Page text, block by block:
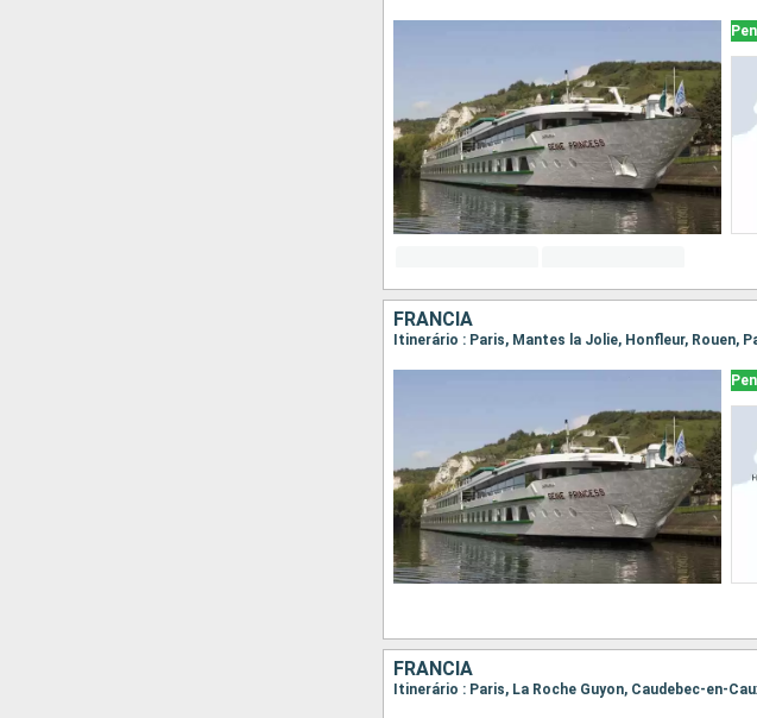
FRANCIA
Itinerário : Paris, Mantes la Jolie, Honfleur, Rouen,
FRANCIA
Itinerário : Paris, La Roche Guyon, Caudebec-en-